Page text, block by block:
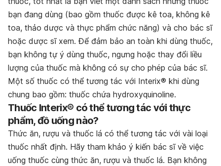
bạn đang dùng (bao gồm thuốc được kê toa, không kê
toa, thảo dược và thực phẩm chức năng) và cho bác sĩ
hoặc dược sĩ xem. Để đảm bảo an toàn khi dùng thuốc,
bạn không tự ý dùng thuốc, ngưng hoặc thay đổi liều
lượng của thuốc mà không có sự cho phép của bác sĩ.
Một số thuốc có thể tương tác với Interix® khi dùng
chung bao gồm: thuốc chứa hydroxyquinoline.
Thuốc Interix® có thể tương tác với thực
phẩm, đồ uống nào?
Thức ăn, rượu và thuốc lá có thể tương tác với vài loại
thuốc nhất định. Hãy tham khảo ý kiến bác sĩ về việc
uống thuốc cùng thức ăn, rượu và thuốc lá. Bạn không